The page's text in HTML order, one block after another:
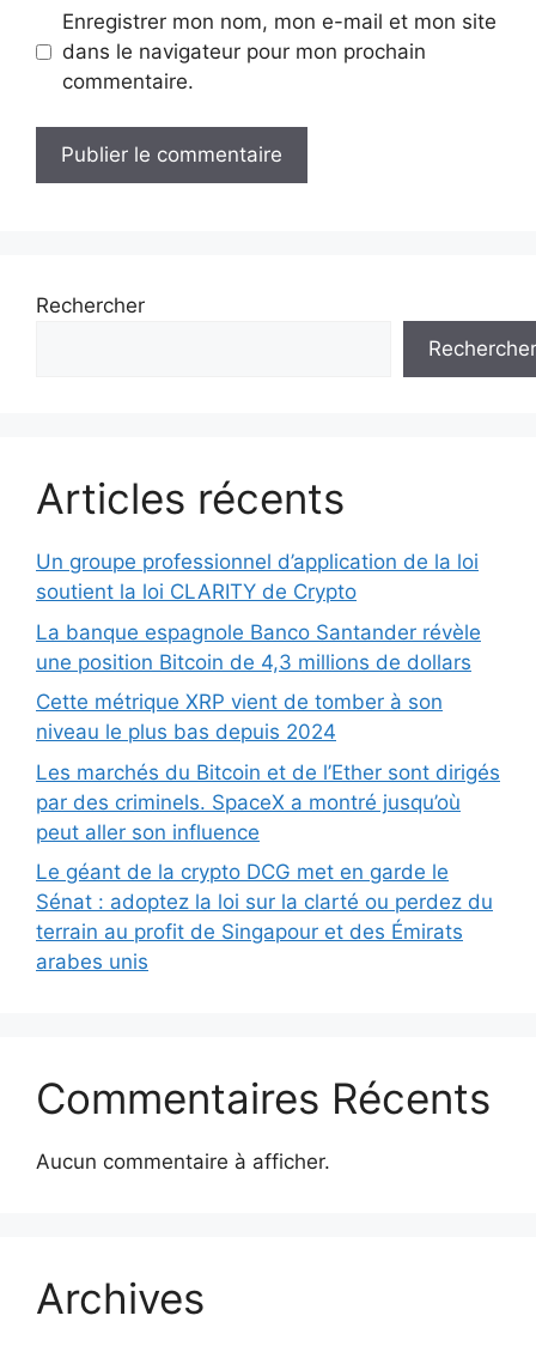
Enregistrer mon nom, mon e-mail et mon site
dans le navigateur pour mon prochain
commentaire.
Rechercher
Rechercher
Articles récents
Un groupe professionnel d’application de la loi
soutient la loi CLARITY de Crypto
La banque espagnole Banco Santander révèle
une position Bitcoin de 4,3 millions de dollars
Cette métrique XRP vient de tomber à son
niveau le plus bas depuis 2024
Les marchés du Bitcoin et de l’Ether sont dirigés
par des criminels. SpaceX a montré jusqu’où
peut aller son influence
Le géant de la crypto DCG met en garde le
Sénat : adoptez la loi sur la clarté ou perdez du
terrain au profit de Singapour et des Émirats
arabes unis
Commentaires Récents
Aucun commentaire à afficher.
Archives